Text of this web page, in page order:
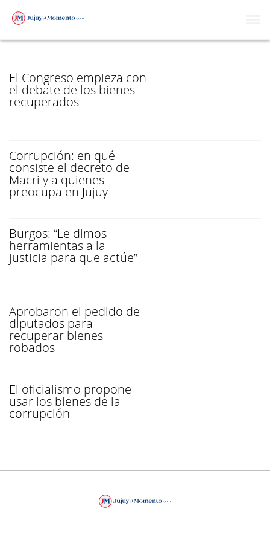
EXTINCIÓN DE DOMINIO
El Congreso empieza con
el debate de los bienes
recuperados
Corrupción: en qué
consiste el decreto de
Macri y a quienes
preocupa en Jujuy
Burgos: “Le dimos
herramientas a la
justicia para que actúe”
Aprobaron el pedido de
diputados para
recuperar bienes
robados
El oficialismo propone
usar los bienes de la
corrupción